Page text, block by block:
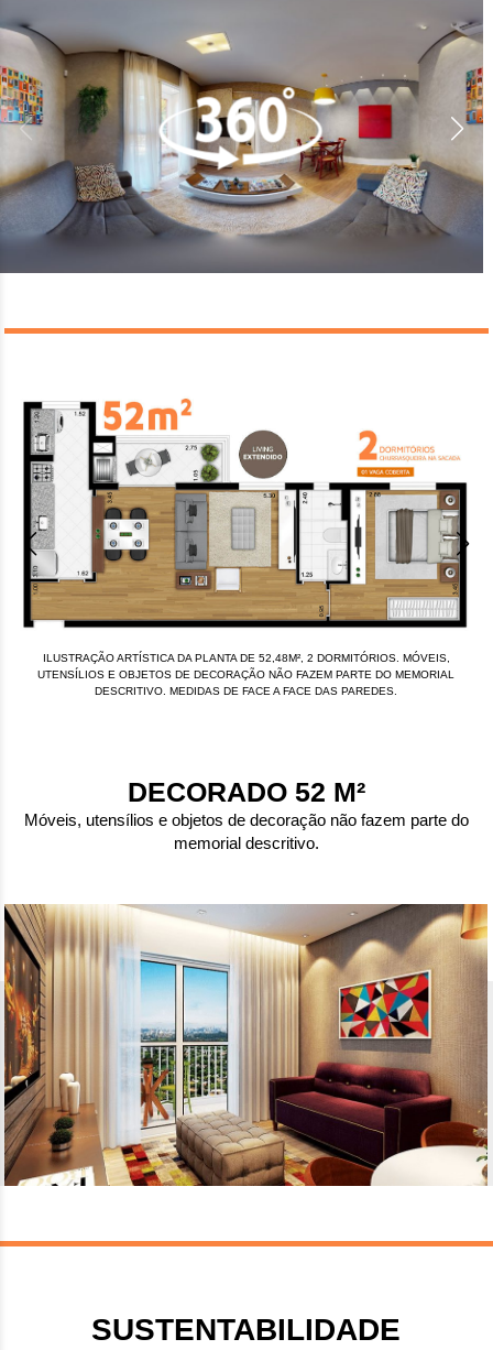
ILUSTRAÇÃO ARTÍSTICA DA PLANTA DE 52,48M², 2 DORMITÓRIOS. MÓVEIS,
UTENSÍLIOS E OBJETOS DE DECORAÇÃO NÃO FAZEM PARTE DO MEMORIAL
DESCRITIVO. MEDIDAS DE FACE A FACE DAS PAREDES.
DECORADO 52 M²
Móveis, utensílios e objetos de decoração não fazem parte do
memorial descritivo.
SUSTENTABILIDADE